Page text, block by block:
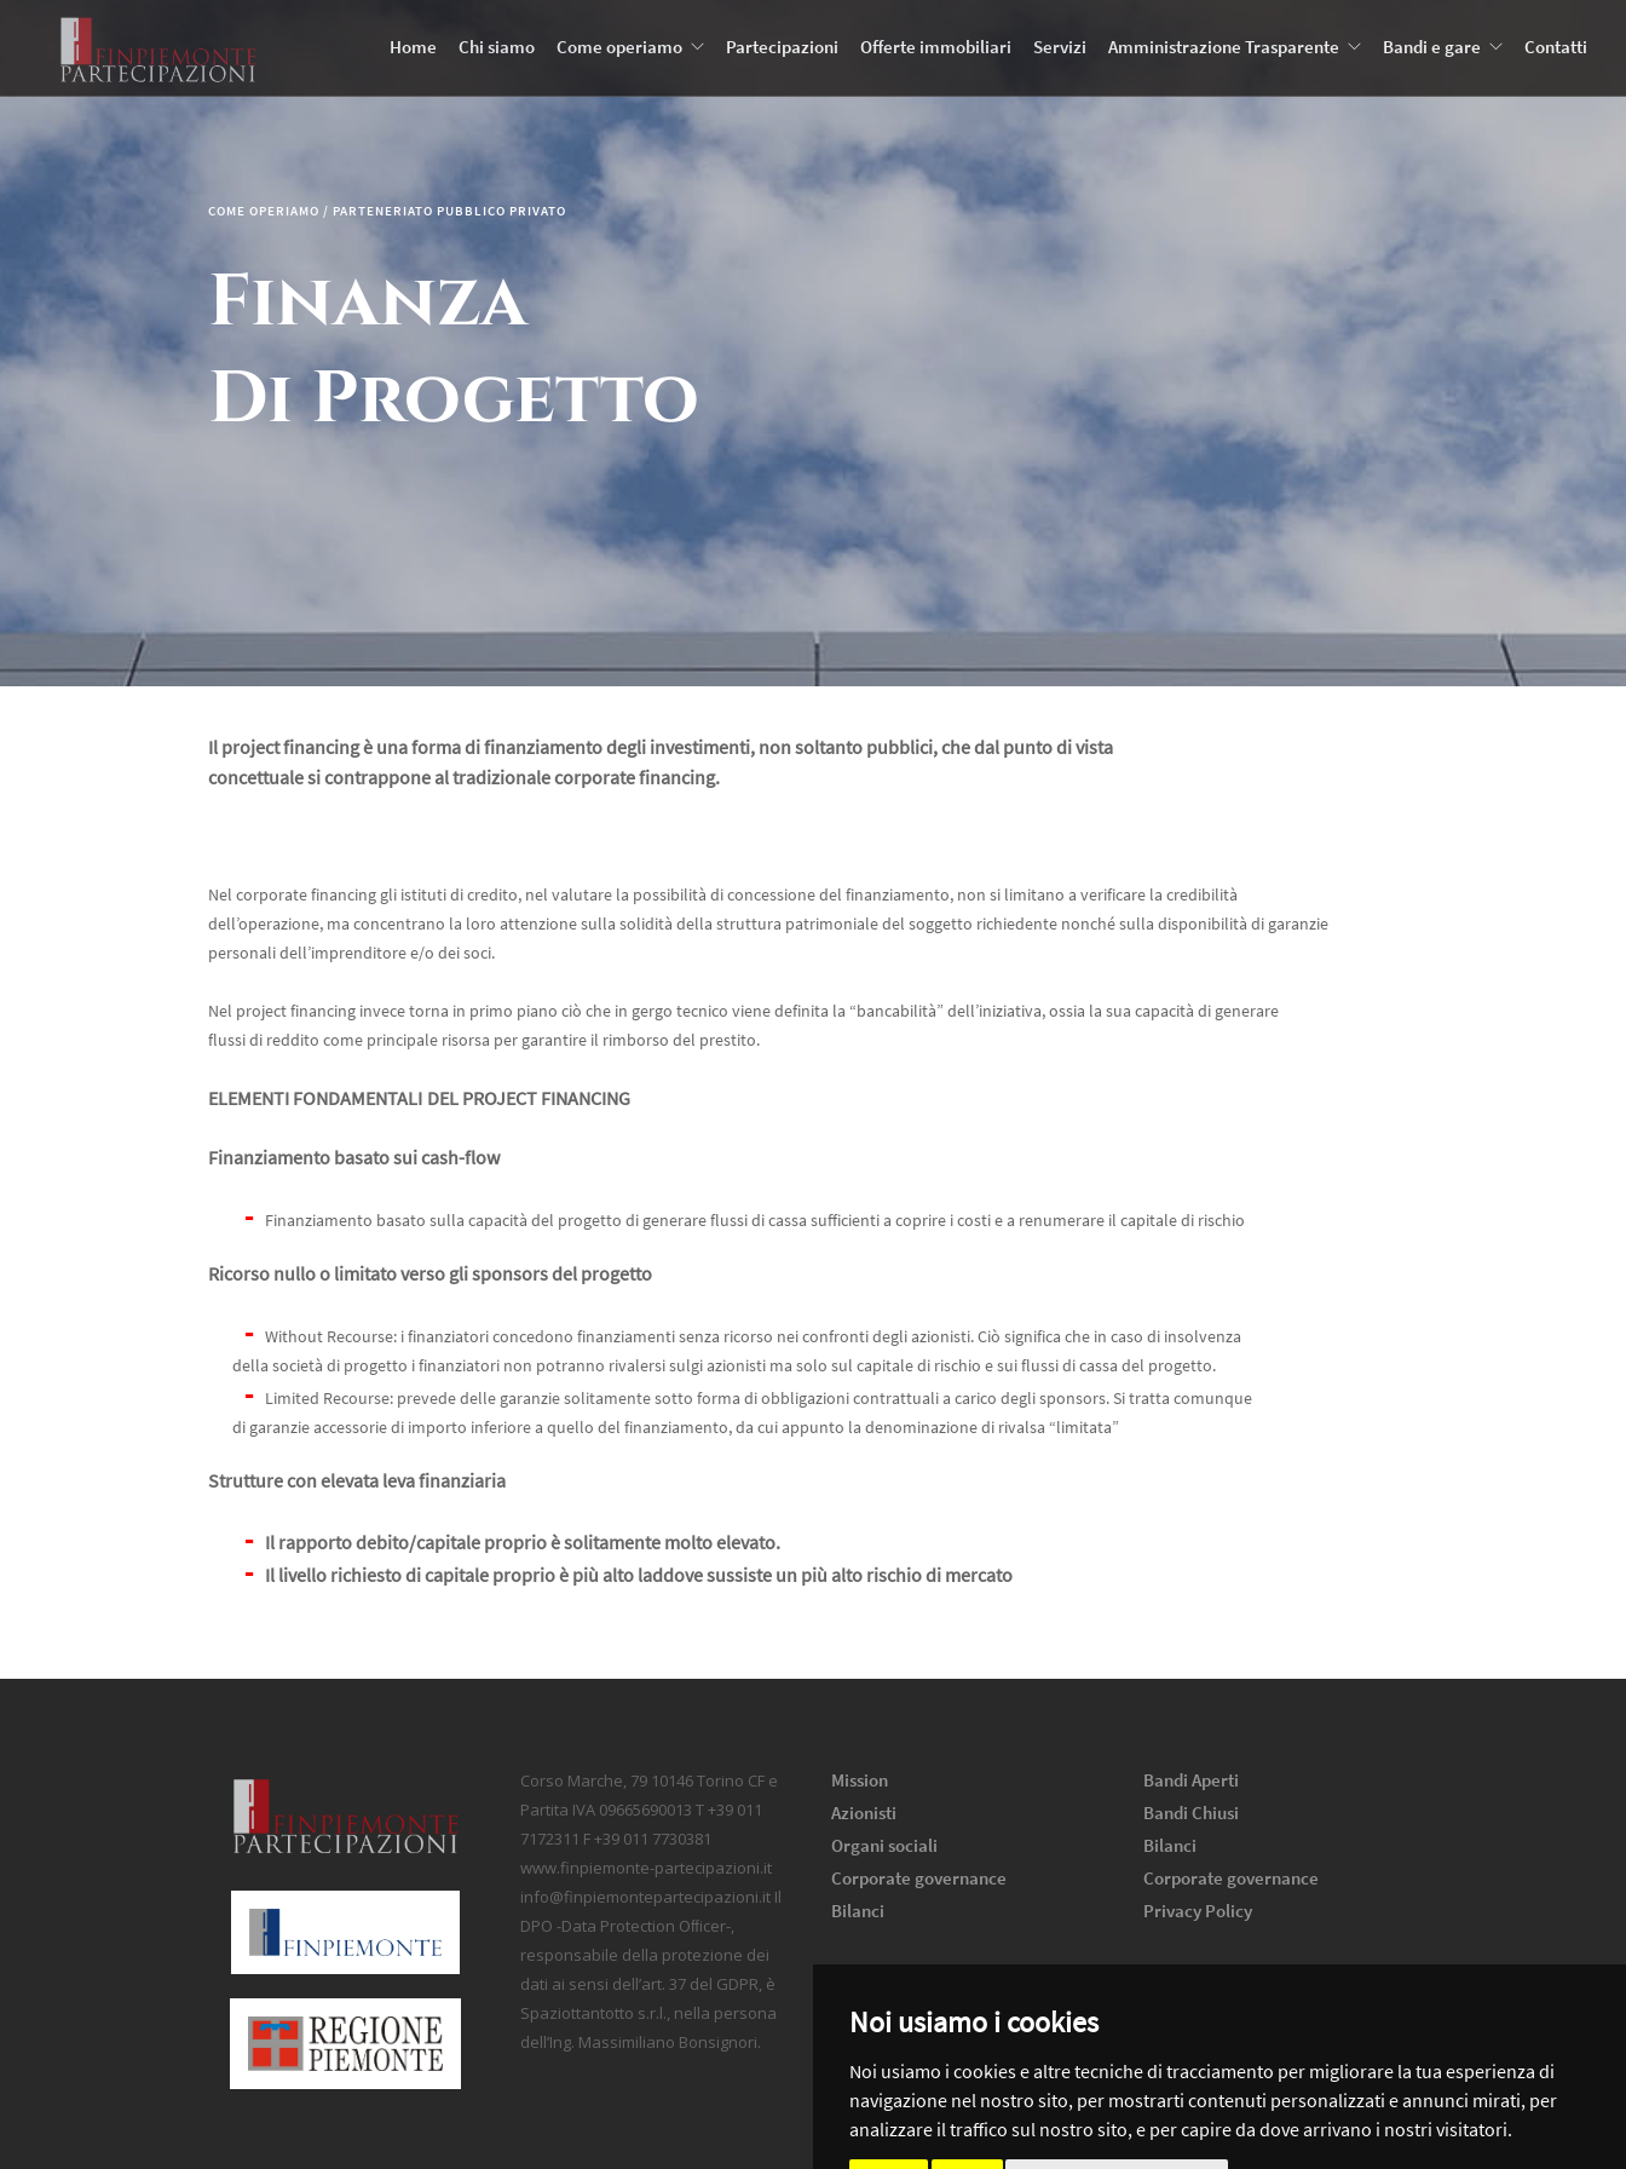
Noi usiamo i cookies
Noi usiamo i cookies e altre tecniche di tracciamento per migliorare la tua esperienza di
navigazione nel nostro sito, per mostrarti contenuti personalizzati e annunci mirati, per
analizzare il traffico sul nostro sito, e per capire da dove arrivano i nostri visitatori.
Home Chi siamo Come operiamo Partecipazioni Offerte immobiliari Servizi Amministrazione Trasparente Bandi e gare Contatti
COME OPERIAMO / PARTENERIATO PUBBLICO PRIVATO
Finanza
Di Progetto
Il project financing è una forma di finanziamento degli investimenti, non soltanto pubblici, che dal punto di vista
concettuale si contrappone al tradizionale corporate financing.
Nel corporate financing gli istituti di credito, nel valutare la possibilità di concessione del finanziamento, non si limitano a verificare la credibilità
dell’operazione, ma concentrano la loro attenzione sulla solidità della struttura patrimoniale del soggetto richiedente nonché sulla disponibilità di garanzie
personali dell’imprenditore e/o dei soci.
Nel project financing invece torna in primo piano ciò che in gergo tecnico viene definita la “bancabilità” dell’iniziativa, ossia la sua capacità di generare
flussi di reddito come principale risorsa per garantire il rimborso del prestito.
ELEMENTI FONDAMENTALI DEL PROJECT FINANCING
Finanziamento basato sui cash-flow
Finanziamento basato sulla capacità del progetto di generare flussi di cassa sufficienti a coprire i costi e a renumerare il capitale di rischio
Ricorso nullo o limitato verso gli sponsors del progetto
Without Recourse: i finanziatori concedono finanziamenti senza ricorso nei confronti degli azionisti. Ciò significa che in caso di insolvenza
della società di progetto i finanziatori non potranno rivalersi sulgi azionisti ma solo sul capitale di rischio e sui flussi di cassa del progetto.
Limited Recourse: prevede delle garanzie solitamente sotto forma di obbligazioni contrattuali a carico degli sponsors. Si tratta comunque
di garanzie accessorie di importo inferiore a quello del finanziamento, da cui appunto la denominazione di rivalsa “limitata”
Strutture con elevata leva finanziaria
Il rapporto debito/capitale proprio è solitamente molto elevato.
Il livello richiesto di capitale proprio è più alto laddove sussiste un più alto rischio di mercato
Corso Marche, 79 10146 Torino CF e
Partita IVA 09665690013 T +39 011
7172311 F +39 011 7730381
www.finpiemonte-partecipazioni.it
info@finpiemontepartecipazioni.it Il
DPO -Data Protection Oﬀicer-,
responsabile della protezione dei
dati ai sensi dell’art. 37 del GDPR, è
Spaziottantotto s.r.l., nella persona
dell’Ing. Massimiliano Bonsignori.
Mission
Azionisti
Organi sociali
Corporate governance
Bilanci
Bandi Aperti
Bandi Chiusi
Bilanci
Corporate governance
Privacy Policy